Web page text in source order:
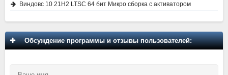
Виндовс 10 21H2 LTSC 64 бит Микро сборка с активатором
Обсуждение программы и отзывы пользователей: